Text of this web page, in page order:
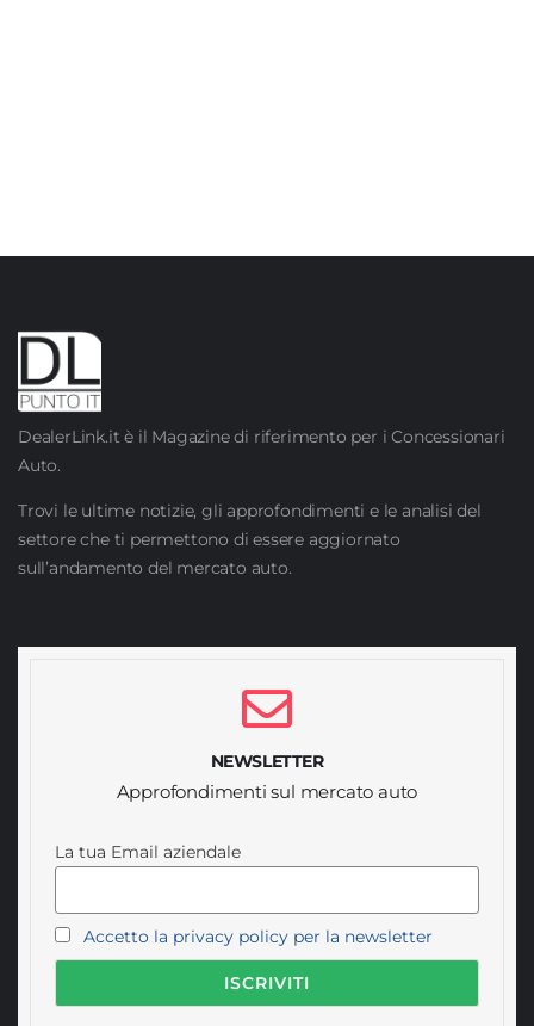
DealerLink.it è il Magazine di riferimento per i Concessionari
Auto.
Trovi le ultime notizie, gli approfondimenti e le analisi del
settore che ti permettono di essere aggiornato
sull’andamento del mercato auto.
NEWSLETTER
Approfondimenti sul mercato auto
La tua Email aziendale
Accetto la privacy policy per la newsletter